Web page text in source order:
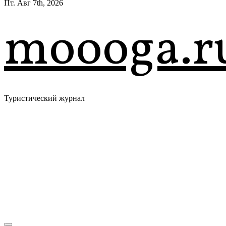
Пт. Авг 7th, 2026
Туристический журнал